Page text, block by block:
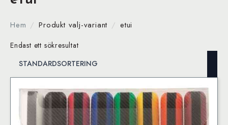
Hem Produkt valj-variant etui
Endast ett sökresultat